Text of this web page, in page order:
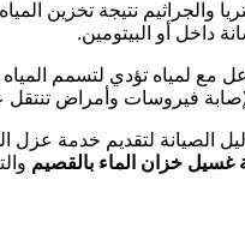
والجراثيم نتيجة تخزين
داخل أو البيتومين.
مع لمياه تؤدي لتسمم
فيروسات وأمراض تنتقل
الصيانة لتقديم خدمة عزل
خزان الماء بالقصيم